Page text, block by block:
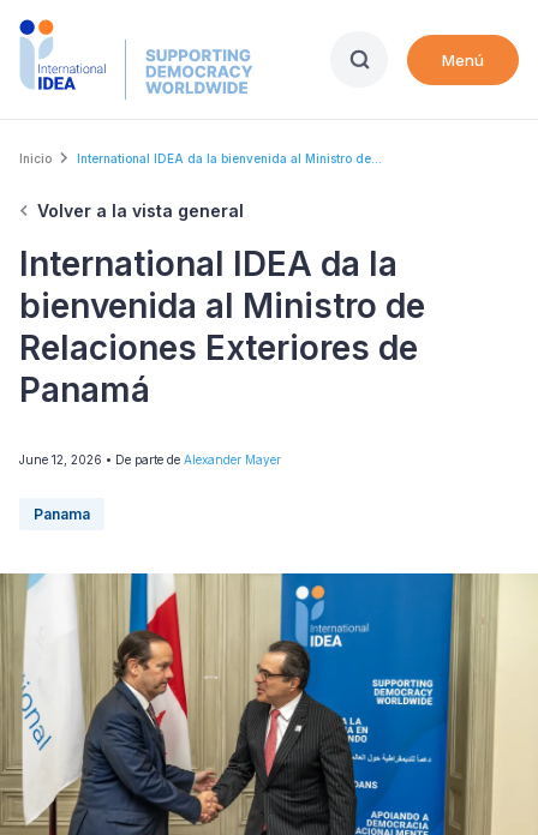
Skip
Menú
Breadcrumb
Inicio International IDEA da la bienvenida al Ministro de...
Volver a la vista general
International IDEA da la
bienvenida al Ministro de
Relaciones Exteriores de
Panamá
June 12, 2026 • De parte de Alexander Mayer
Panama